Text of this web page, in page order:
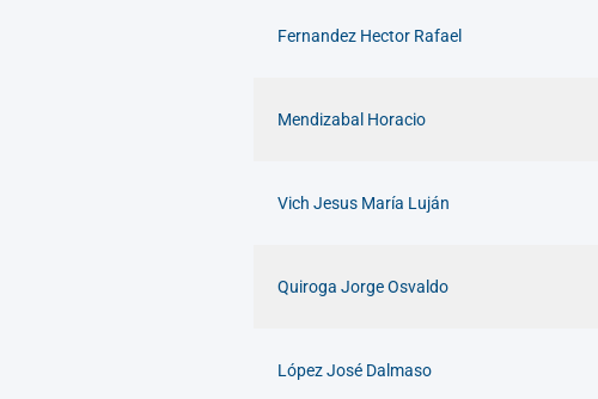
Fernandez Hector Rafael
Mendizabal Horacio
Vich Jesus María Luján
Quiroga Jorge Osvaldo
López José Dalmaso